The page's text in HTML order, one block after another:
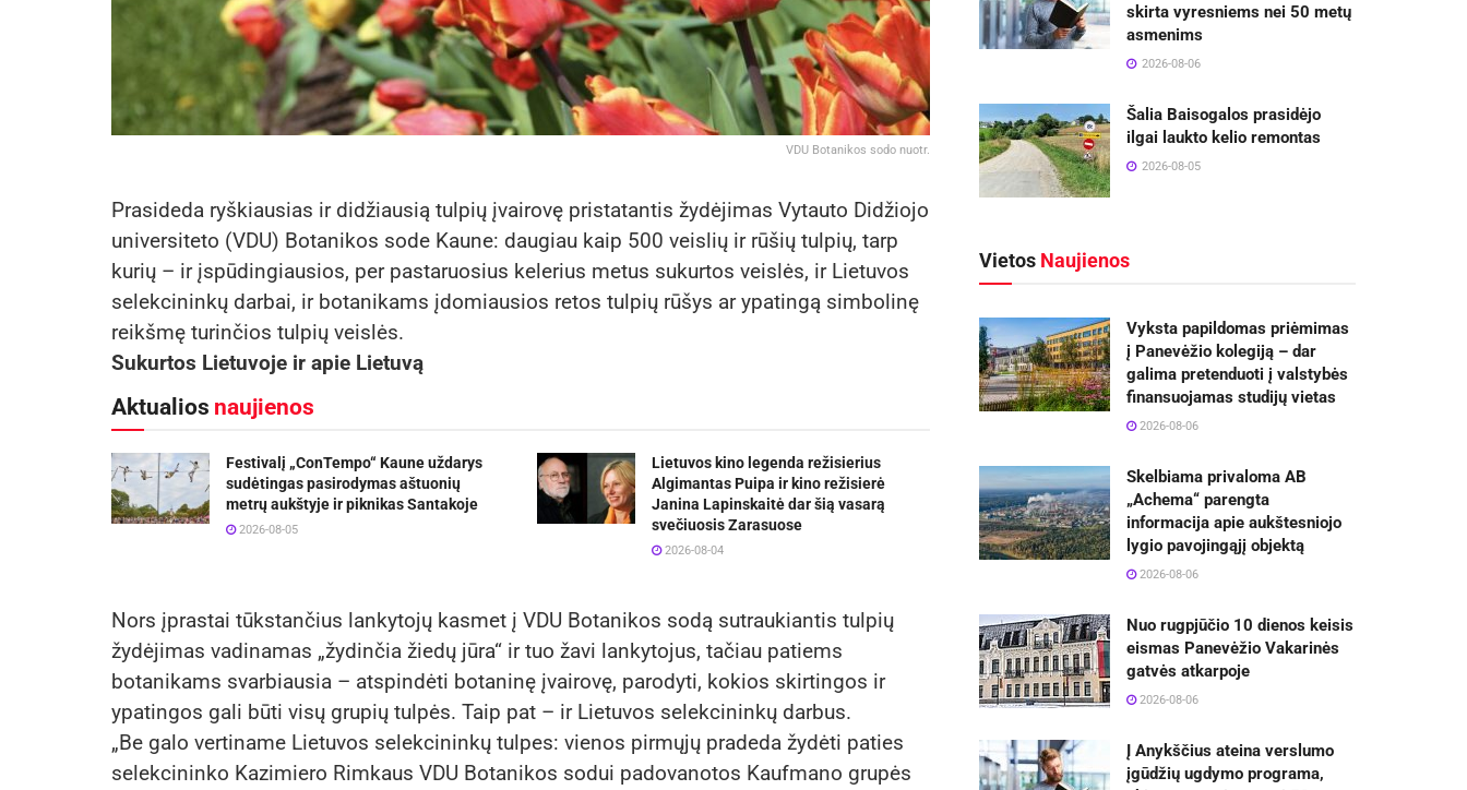
VDU Botanikos sodo nuotr.
Prasideda ryškiausias ir didžiausią tulpių įvairovę pristatantis žydėjimas Vytauto Didžiojo
universiteto (VDU) Botanikos sode Kaune: daugiau kaip 500 veislių ir rūšių tulpių, tarp
kurių – ir įspūdingiausios, per pastaruosius kelerius metus sukurtos veislės, ir Lietuvos
selekcininkų darbai, ir botanikams įdomiausios retos tulpių rūšys ar ypatingą simbolinę
reikšmę turinčios tulpių veislės.
Sukurtos Lietuvoje ir apie Lietuvą
Aktualios naujienos
Festivalį „ConTempo“ Kaune uždarys
sudėtingas pasirodymas aštuonių
metrų aukštyje ir piknikas Santakoje
2026-08-05
Lietuvos kino legenda režisierius
Algimantas Puipa ir kino režisierė
Janina Lapinskaitė dar šią vasarą
svečiuosis Zarasuose
2026-08-04
Nors įprastai tūkstančius lankytojų kasmet į VDU Botanikos sodą sutraukiantis tulpių
žydėjimas vadinamas „žydinčia žiedų jūra“ ir tuo žavi lankytojus, tačiau patiems
botanikams svarbiausia – atspindėti botaninę įvairovę, parodyti, kokios skirtingos ir
ypatingos gali būti visų grupių tulpės. Taip pat – ir Lietuvos selekcininkų darbus.
„Be galo vertiname Lietuvos selekcininkų tulpes: vienos pirmųjų pradeda žydėti paties
selekcininko Kazimiero Rimkaus VDU Botanikos sodui padovanotos Kaufmano grupės
skirta vyresniems nei 50 metų
asmenims
2026-08-06
Šalia Baisogalos prasidėjo
ilgai laukto kelio remontas
2026-08-05
Vietos Naujienos
Vyksta papildomas priėmimas
į Panevėžio kolegiją – dar
galima pretenduoti į valstybės
finansuojamas studijų vietas
2026-08-06
Skelbiama privaloma AB
„Achema“ parengta
informacija apie aukštesniojo
lygio pavojingąjį objektą
2026-08-06
Nuo rugpjūčio 10 dienos keisis
eismas Panevėžio Vakarinės
gatvės atkarpoje
2026-08-06
Į Anykščius ateina verslumo
įgūdžių ugdymo programa,